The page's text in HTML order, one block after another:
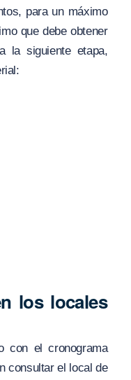
para un máximo
que debe obtener
la siguiente etapa,
los locales
con el cronograma
consultar el local de